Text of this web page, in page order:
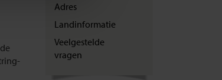
Adres
Landinformatie
Veelgestelde
vragen